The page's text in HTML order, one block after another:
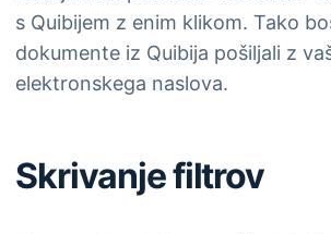
s Quibijem z enim klikom. Tako
dokumente iz Quibija pošiljali z
elektronskega naslova.
Skrivanje filtrov